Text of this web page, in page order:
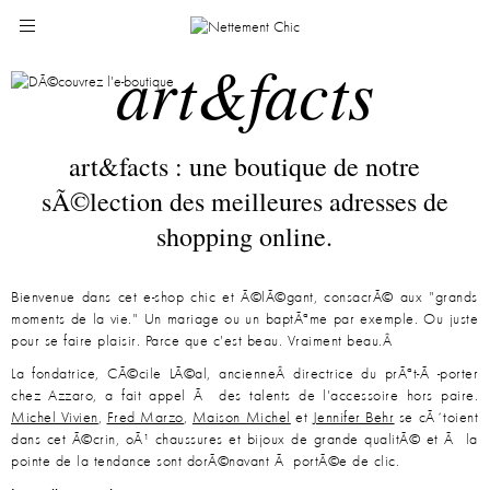
art&facts
art&facts : une boutique de notre
sÃ©lection des meilleures adresses de
shopping online.
Bienvenue dans cet e-shop chic et Ã©lÃ©gant, consacrÃ© aux "grands
moments de la vie." Un mariage ou un baptÃªme par exemple. Ou juste
pour se faire plaisir. Parce que c'est beau. Vraiment beau.Â
La fondatrice, CÃ©cile LÃ©al, ancienneÂ directrice du prÃªt-Ã -porter
chez Azzaro, a fait appel Ã des talents de l'accessoire hors paire.
Michel Vivien, Fred Marzo, Maison Michel et Jennifer Behr se cÃ´toient
dans cet Ã©crin, oÃ¹ chaussures et bijoux de grande qualitÃ© et Ã la
pointe de la tendance sont dorÃ©navant Ã portÃ©e de clic.